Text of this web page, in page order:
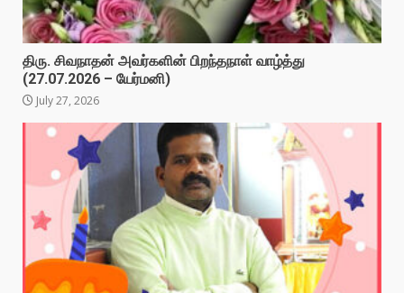
திரு. சிவநாதன் அவர்களின் பிறந்தநாள் வாழ்த்து
(27.07.2026 – யேர்மனி)
July 27, 2026